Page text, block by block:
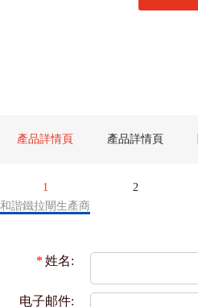
產品詳情頁
1
產品詳情頁
2
和諧鐵拉閘生產商
* 姓名:
电子邮件: